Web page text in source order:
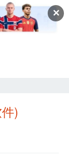
✕
)